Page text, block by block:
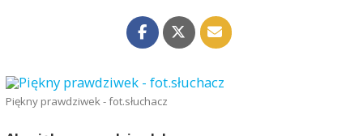
Piękny prawdziwek - fot.słuchacz